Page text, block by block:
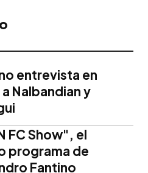
entrevista en
a Nalbandian y
FC Show", el
programa de
Fantino